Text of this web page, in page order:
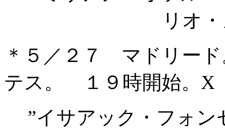
リオ
＊５／２７ マドリー
テス。 １９時開始。X
”イサアック・フォ